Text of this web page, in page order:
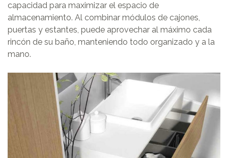
capacidad para maximizar el espacio de
almacenamiento. Al combinar módulos de cajones,
puertas y estantes, puede aprovechar al máximo cada
rincón de su baño, manteniendo todo organizado y a la
mano.